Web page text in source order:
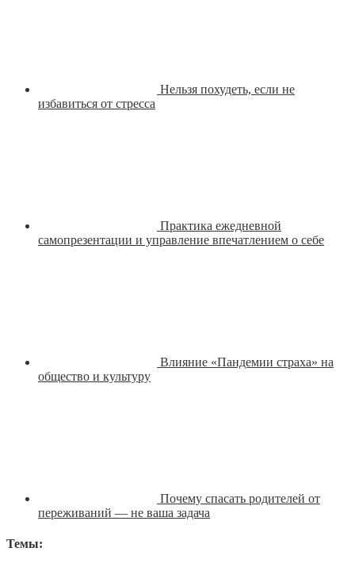
Нельзя похудеть, если не
избавиться от стресса
Практика ежедневной
самопрезентации и управление впечатлением о себе
Влияние «Пандемии страха» на
общество и культуру
Почему спасать родителей от
переживаний — не ваша задача
Темы: